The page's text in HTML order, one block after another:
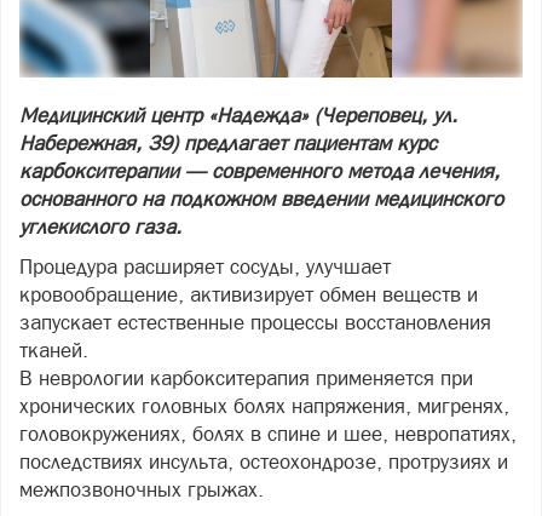
Медицинский центр «Надежда» (Череповец, ул.
Набережная, 39) предлагает пациентам курс
карбокситерапии — современного метода лечения,
основанного на подкожном введении медицинского
углекислого газа.
Процедура расширяет сосуды, улучшает
кровообращение, активизирует обмен веществ и
запускает естественные процессы восстановления
тканей.
В неврологии карбокситерапия применяется при
хронических головных болях напряжения, мигренях,
головокружениях, болях в спине и шее, невропатиях,
последствиях инсульта, остеохондрозе, протрузиях и
межпозвоночных грыжах.